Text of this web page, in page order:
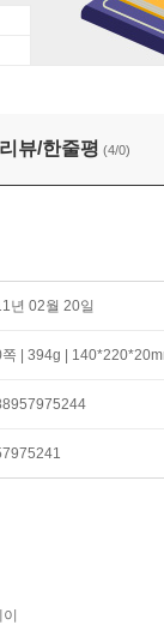
리뷰/한줄평 (4/0)
년 02월 20일
| 394g |